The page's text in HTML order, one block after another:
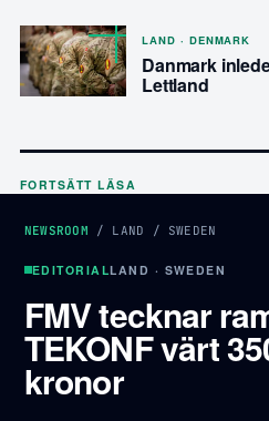
LAND · DENMARK
Danmark
Lettland
FORTSÄTT LÄSA
NEWSROOM / LAND / SWEDEN
EDITORIALLAND · SWEDEN
FMV tecknar
TEKONF värt
kronor